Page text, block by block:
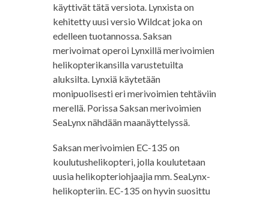
käyttivät tätä versiota. Lynxista on
kehitetty uusi versio Wildcat joka on
edelleen tuotannossa. Saksan
merivoimat operoi Lynxillä merivoimien
helikopterikansilla varustetuilta
aluksilta. Lynxiä käytetään
monipuolisesti eri merivoimien tehtäviin
merellä. Porissa Saksan merivoimien
SeaLynx nähdään maanäyttelyssä.
Saksan merivoimien EC-135 on
koulutushelikopteri, jolla koulutetaan
uusia helikopteriohjaajia mm. SeaLynx-
helikopteriin. EC-135 on hyvin suosittu